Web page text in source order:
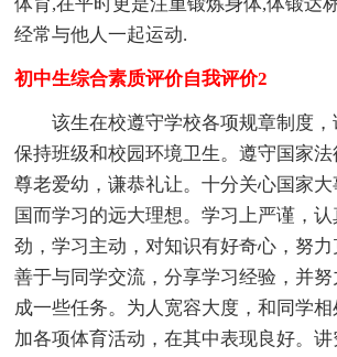
经常与他人一起运动.
初中生综合素质评价自我评价2
该生在校遵守学校各项规章制度，
保持班级和校园环境卫生。遵守国家法
尊老爱幼，谦恭礼让。十分关心国家大
国而学习的远大理想。学习上严谨，
劲，学习主动，对知识有好奇心，努力
善于与同学交流，分享学习经验，并
成一些任务。为人宽容大度，和同学
加各项体育活动，在其中表现良好。